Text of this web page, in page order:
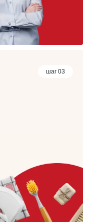
шаг 03